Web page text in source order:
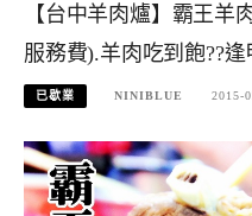
【台中羊肉爐】霸王羊
服務費).羊肉吃到飽??
已歇業 NINIBLUE 2015-